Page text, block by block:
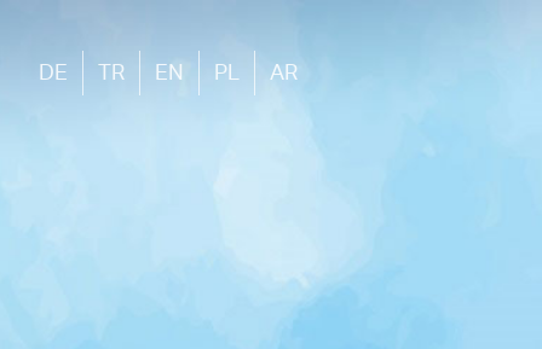
DE TR EN PL AR